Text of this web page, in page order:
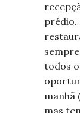
prédio.
todos
manhã